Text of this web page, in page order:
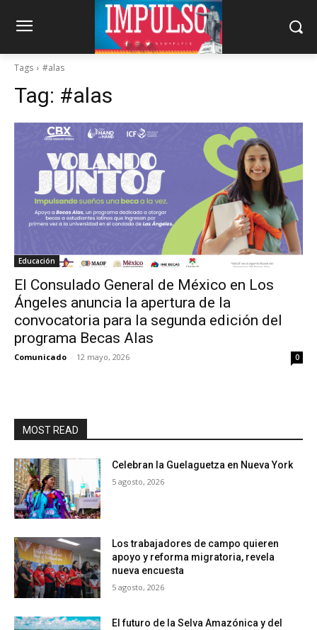
Tags #alas
Tag: #alas
Educación
El Consulado General de México en Los
Ángeles anuncia la apertura de la
convocatoria para la segunda edición del
programa Becas Alas
Comunicado - 12 mayo, 2026 0
MOST READ
Celebran la Guelaguetza en Nueva York
5 agosto, 2026
Los trabajadores de campo quieren
apoyo y reforma migratoria, revela
nueva encuesta
5 agosto, 2026
El futuro de la Selva Amazónica y del